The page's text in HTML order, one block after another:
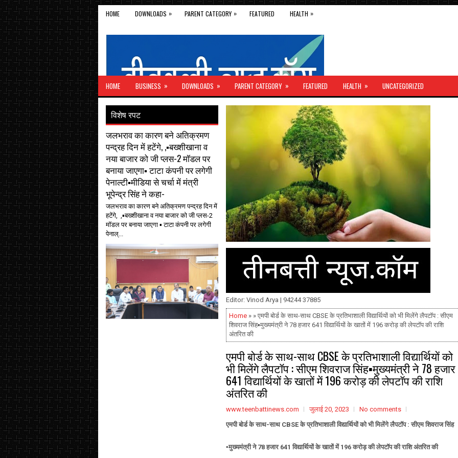
HOME DOWNLOADS » PARENT CATEGORY » FEATURED HEALTH »
HOME BUSINESS » DOWNLOADS » PARENT CATEGORY » FEATURED HEALTH » UNCATEGORIZED
Editor: Vinod Arya | 94244 37885
Home » » एमपी बोर्ड के साथ-साथ CBSE के प्रतिभाशाली विद्यार्थियों को भी मिलेंगे लैपटॉप : सीएम
शिवराज सिंह▪️मुख्यमंत्री ने 78 हजार 641 विद्यार्थियों के खातों में 196 करोड़ की लेपटॉप की राशि
अंतरित की
एमपी बोर्ड के साथ-साथ CBSE के प्रतिभाशाली विद्यार्थियों को
भी मिलेंगे लैपटॉप : सीएम शिवराज सिंह▪️मुख्यमंत्री ने 78 हजार
641 विद्यार्थियों के खातों में 196 करोड़ की लेपटॉप की राशि
अंतरित की
www.teenbattinews.com जुलाई 20, 2023
No comments
एमपी बोर्ड के साथ-साथ CBSE के प्रतिभाशाली विद्यार्थियों को भी मिलेंगे लैपटॉप : सीएम शिवराज सिंह
▪️मुख्यमंत्री ने 78 हजार 641 विद्यार्थियों के खातों में 196 करोड़ की लेपटॉप की राशि अंतरित की
विशेष रपट
जलभराव का कारण बने अतिक्रमण
पन्द्रह दिन में हटेंगे, ,▪️बख्शीखाना व
नया बाजार को जी प्लस-2 मॉडल पर
बनाया जाएगा▪️ टाटा कंपनी पर लगेगी
पेनाल्टी▪️मीडिया से चर्चा में मंत्री
भूपेन्द्र सिंह ने कहा-
जलभराव का कारण बने अतिक्रमण पन्द्रह दिन में
हटेंगे, ,▪️बख्शीखाना व नया बाजार को जी प्लस-2
मॉडल पर बनाया जाएगा ▪️ टाटा कंपनी पर लगेगी
पेनाल्...